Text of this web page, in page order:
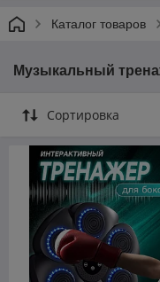
Каталог товаров
Музыкальный
Сортировка